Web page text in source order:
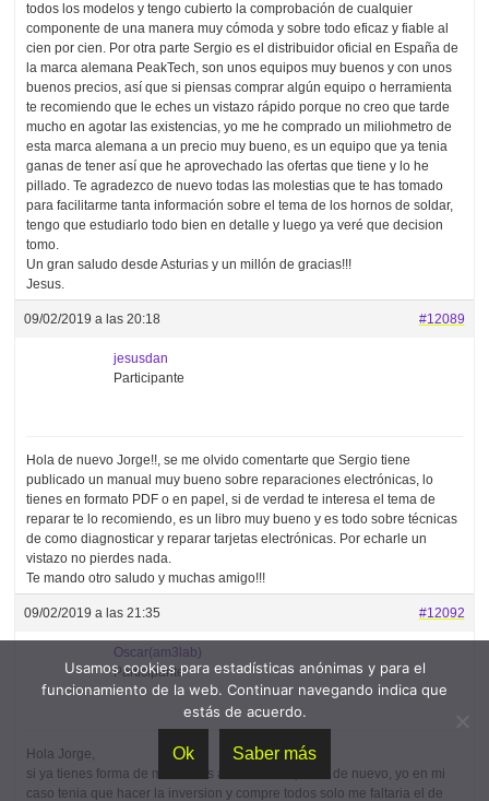
todos los modelos y tengo cubierto la comprobación de cualquier
componente de una manera muy cómoda y sobre todo eficaz y fiable al
cien por cien. Por otra parte Sergio es el distribuidor oficial en España de
la marca alemana PeakTech, son unos equipos muy buenos y con unos
buenos precios, así que si piensas comprar algún equipo o herramienta
te recomiendo que le eches un vistazo rápido porque no creo que tarde
mucho en agotar las existencias, yo me he comprado un miliohmetro de
esta marca alemana a un precio muy bueno, es un equipo que ya tenia
ganas de tener así que he aprovechado las ofertas que tiene y lo he
pillado. Te agradezco de nuevo todas las molestias que te has tomado
para facilitarme tanta información sobre el tema de los hornos de soldar,
tengo que estudiarlo todo bien en detalle y luego ya veré que decision
tomo.
Un gran saludo desde Asturias y un millón de gracias!!!
Jesus.
09/02/2019 a las 20:18 #12089
jesusdan
Participante
Hola de nuevo Jorge!!, se me olvido comentarte que Sergio tiene
publicado un manual muy bueno sobre reparaciones electrónicas, lo
tienes en formato PDF o en papel, si de verdad te interesa el tema de
reparar te lo recomiendo, es un libro muy bueno y es todo sobre técnicas
de como diagnosticar y reparar tarjetas electrónicas. Por echarle un
vistazo no pierdes nada.
Te mando otro saludo y muchas amigo!!!
09/02/2019 a las 21:35 #12092
Oscar(am3lab)
Participante
Hola Jorge,
si ya tienes forma de medirlo es absurdo comprarlo de nuevo, yo en mi
caso tenia que hacer la inversion y compre todos solo me faltaria el de
Usamos cookies para estadísticas anónimas y para el
funcionamiento de la web. Continuar navegando indica que
estás de acuerdo.
Ok Saber más